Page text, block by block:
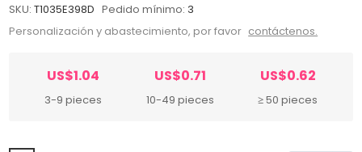
SKU: T1035E398D Pedido mínimo: 3
Personalización y abastecimiento, por favor contáctenos.
US$1.04
3-9 pieces
US$0.71
10-49 pieces
US$0.62
≥ 50 pieces